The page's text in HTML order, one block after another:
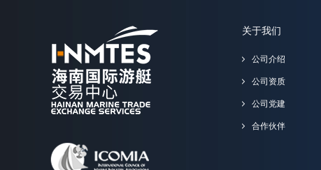
关于我们
公司介绍
公司资质
公司党建
合作伙伴